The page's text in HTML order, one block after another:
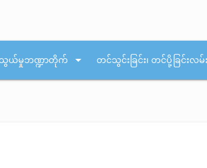
ယ်မှုဘဏ္ဍာတိုက် arrow_drop_down တင်သွင်းခြင်း၊ တင်ပို့ခြင်းလ